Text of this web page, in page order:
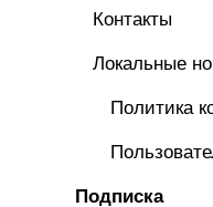
Контакты
Локальные
Политика
Подписка